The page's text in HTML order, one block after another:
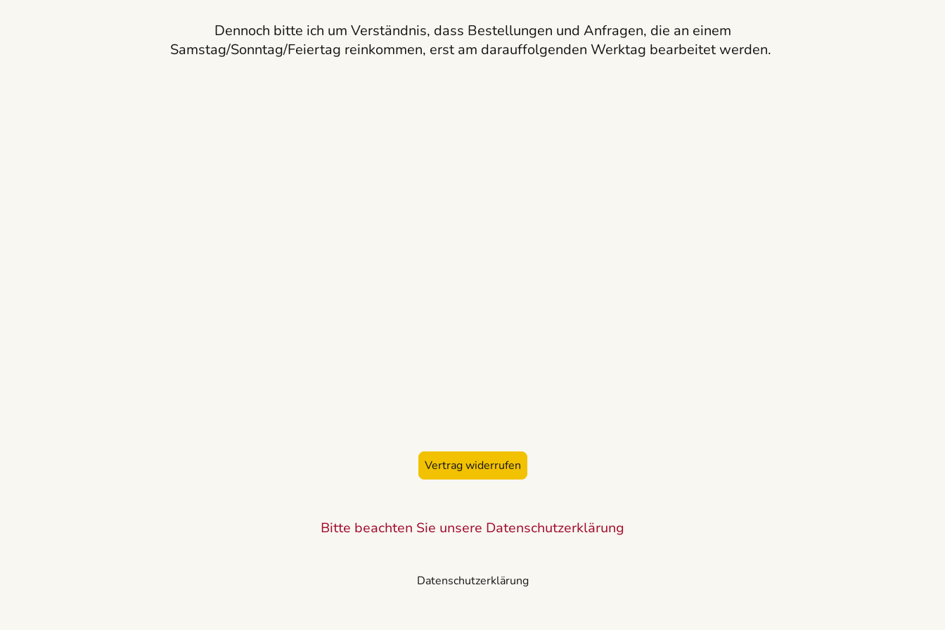
Dennoch bitte ich um Verständnis, dass Bestellungen und Anfragen, die an einem
Samstag/Sonntag/Feiertag reinkommen, erst am darauffolgenden Werktag bearbeitet werden.
Vertrag widerrufen
Bitte beachten Sie unsere Datenschutzerklärung
Datenschutzerklärung